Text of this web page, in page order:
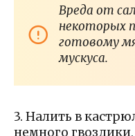
Вреда от
некоторых
готовому
мускуса.
3. Налить в
немного